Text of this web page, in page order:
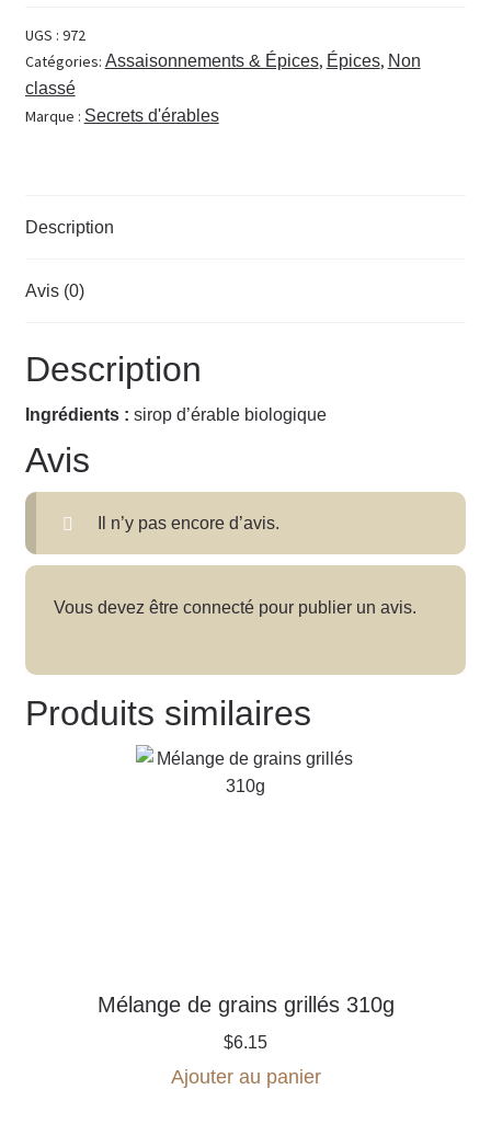
UGS : 972
Catégories: Assaisonnements & Épices, Épices, Non
classé
Marque : Secrets d'érables
Description
Avis (0)
Description
Ingrédients : sirop d’érable biologique
Avis
Il n’y pas encore d’avis.
Vous devez être connectépour publier un avis.
Produits similaires
Mélange de grains grillés 310g
$6.15
Ajouter au panier